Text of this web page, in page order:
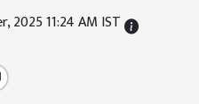
2025 11:24 AM IST